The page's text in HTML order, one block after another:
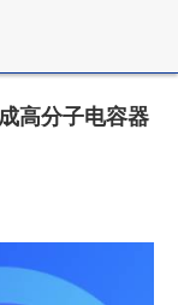
高分子电容器